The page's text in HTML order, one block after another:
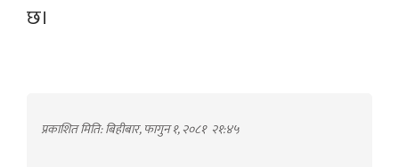
छ।
प्रकाशित मिति: बिहीबार, फागुन १, २०८१ २१:४५